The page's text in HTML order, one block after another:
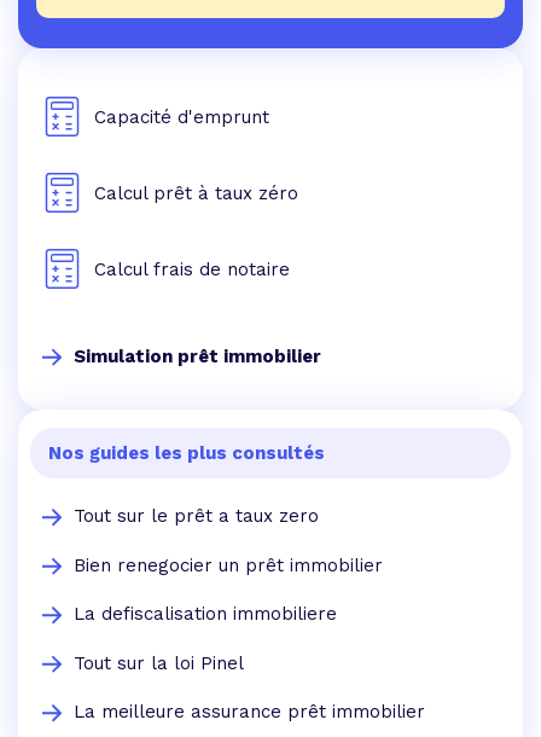
Capacité d'emprunt
Calcul prêt à taux zéro
Calcul frais de notaire
Simulation prêt immobilier
Nos guides les plus consultés
Tout sur le prêt a taux zero
Bien renegocier un prêt immobilier
La defiscalisation immobiliere
Tout sur la loi Pinel
La meilleure assurance prêt immobilier